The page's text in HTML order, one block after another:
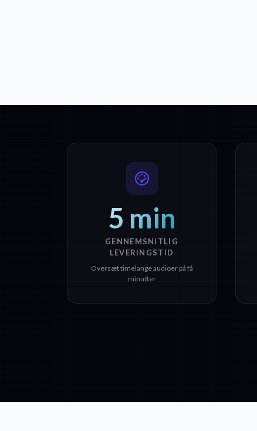
5 min
GENNEMSNITLIG
LEVERINGSTID
Oversæt timelange audioer på få
minutter